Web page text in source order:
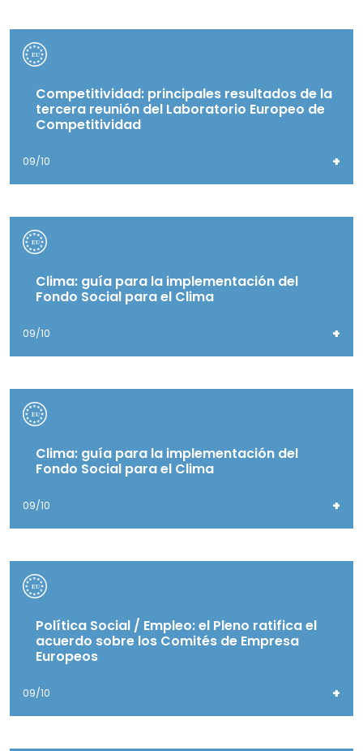
Competitividad: principales resultados de la
tercera reunión del Laboratorio Europeo de
Competitividad
09/10 +
Clima: guía para la implementación del
Fondo Social para el Clima
09/10 +
Clima: guía para la implementación del
Fondo Social para el Clima
09/10 +
Política Social / Empleo: el Pleno ratifica el
acuerdo sobre los Comités de Empresa
Europeos
09/10 +